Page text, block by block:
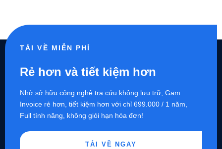
TẢI VỀ MIỄN PHÍ
Rẻ hơn và tiết kiệm hơn
Nhờ sở hữu công nghệ tra cứu không lưu trữ, Gam
Invoice rẻ hơn, tiết kiệm hơn với chỉ 699.000 / 1 năm,
Full tính năng, không giói hạn hóa đơn!
TẢI VỀ NGAY